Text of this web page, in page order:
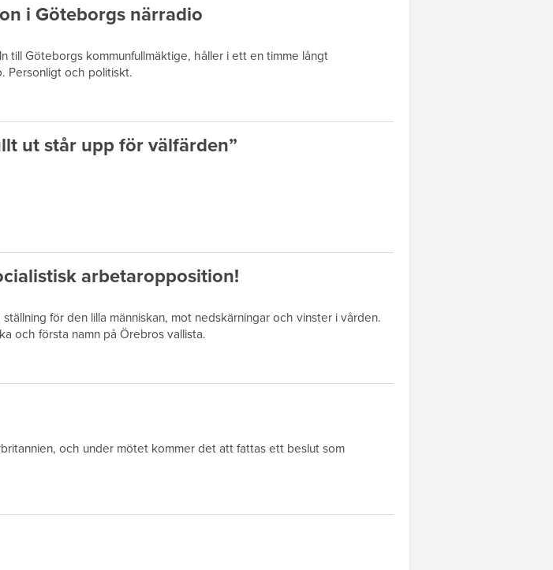
i Göteborgs närradio
till Göteborgs kommunfullmäktige, håller i ett en timme långt
Personligt och politiskt.
ut står upp för välfärden”
arbetaropposition!
för den lilla människan, mot nedskärningar och vinster i vården.
och första namn på Örebros vallista.
och under mötet kommer det att fattas ett beslut som